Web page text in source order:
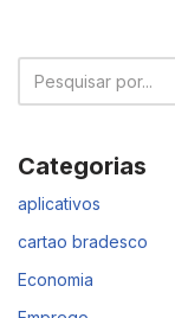
Categorias
aplicativos
cartao bradesco
Economia